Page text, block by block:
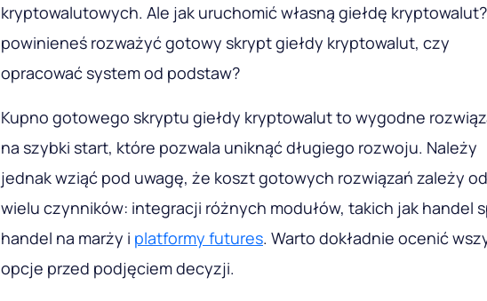
kryptowalutowych. Ale jak uruchomić własną giełdę
powinieneś rozważyć gotowy skrypt giełdy kryptowalut, czy
opracować system od podstaw?
Kupno gotowego skryptu giełdy kryptowalut to wygodne
na szybki start, które pozwala uniknąć długiego rozwoju. Należy
jednak wziąć pod uwagę, że koszt gotowych rozwiązań zależy od
wielu czynników: integracji różnych modułów, takich jak handel
handel na marży i platformy futures. Warto dokładnie ocenić
opcje przed podjęciem decyzji.